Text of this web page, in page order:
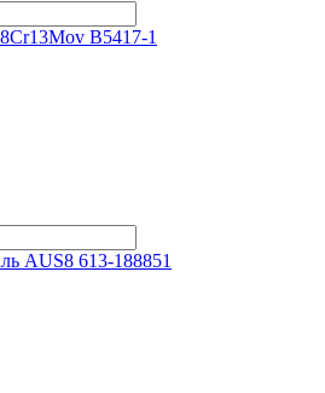
B5417-1
AUS8 613-188851